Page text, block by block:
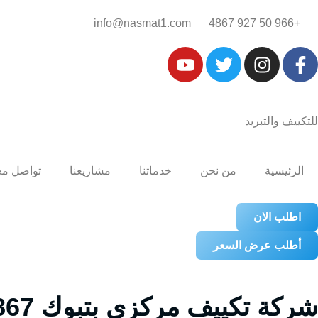
+966 50 927 4867‎‏
info@nasmat1.com
للتكييف والتبريد
الرئيسية من نحن خدماتنا مشاريعنا تواصل
اطلب الان
أطلب عرض السعر
شركة تكييف مركزي بتبوك 0509274867